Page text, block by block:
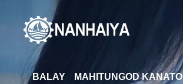
BALAY MAHITUNGOD KANATO